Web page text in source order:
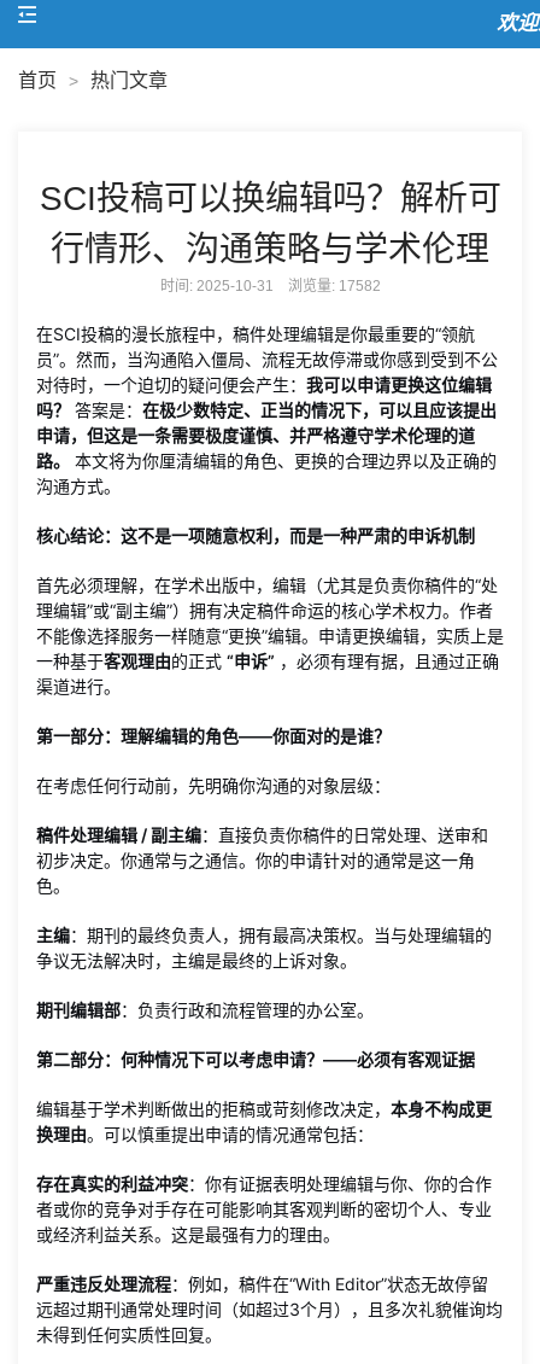
欢迎
首页 > 热门文章
SCI投稿可以换编辑吗？解析可
行情形、沟通策略与学术伦理
时间: 2025-10-31 浏览量: 17582
在SCI投稿的漫长旅程中，稿件处理编辑是你最重要的“领航
员”。然而，当沟通陷入僵局、流程无故停滞或你感到受到不公
对待时，一个迫切的疑问便会产生： 我可以申请更换这位编辑
吗？
答案是： 在极少数特定、正当的情况下，可以且应该提出
申请，但这是一条需要极度谨慎、并严格遵守学术伦理的道
路。
本文将为你厘清编辑的角色、更换的合理边界以及正确的
沟通方式。
核心结论：这不是一项随意权利，而是一种严肃的申诉机制
首先必须理解，在学术出版中，编辑（尤其是负责你稿件的“处
理编辑”或“副主编”）拥有决定稿件命运的核心学术权力。作者
不能像选择服务一样随意“更换”编辑。申请更换编辑，实质上是
一种基于客观理由的正式 “申诉” ，必须有理有据，且通过正确
渠道进行。
第一部分：理解编辑的角色——你面对的是谁？
在考虑任何行动前，先明确你沟通的对象层级：
稿件处理编辑 / 副主编：直接负责你稿件的日常处理、送审和
初步决定。你通常与之通信。你的申请针对的通常是这一角
色。
主编：期刊的最终负责人，拥有最高决策权。当与处理编辑的
争议无法解决时，主编是最终的上诉对象。
期刊编辑部：负责行政和流程管理的办公室。
第二部分：何种情况下可以考虑申请？——必须有客观证据
编辑基于学术判断做出的拒稿或苛刻修改决定， 本身不构成更
换理由。可以慎重提出申请的情况通常包括：
存在真实的利益冲突：你有证据表明处理编辑与你、你的合作
者或你的竞争对手存在可能影响其客观判断的密切个人、专业
或经济利益关系。这是最强有力的理由。
严重违反处理流程：例如，稿件在“With Editor”状态无故停留
远超过期刊通常处理时间（如超过3个月），且多次礼貌催询均
未得到任何实质性回复。